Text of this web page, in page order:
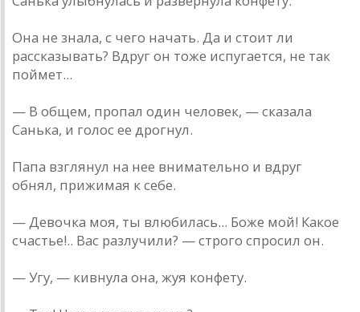
Она не знала, с чего начать. Да и стоит ли
рассказывать? Вдруг он тоже испугается, не так
поймет...
— В общем, пропал один человек, — сказала
Санька, и голос ее дрогнул.
Папа взглянул на нее внимательно и вдруг
обнял, прижимая к себе.
— Девочка моя, ты влюбилась... Боже мой! Какое
счастье!.. Вас разлучили? — строго спросил он.
— Угу, — кивнула она, жуя конфету.